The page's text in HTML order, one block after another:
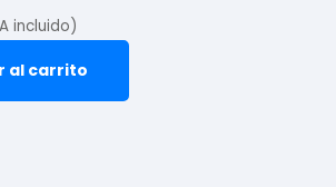
incluido)
al carrito